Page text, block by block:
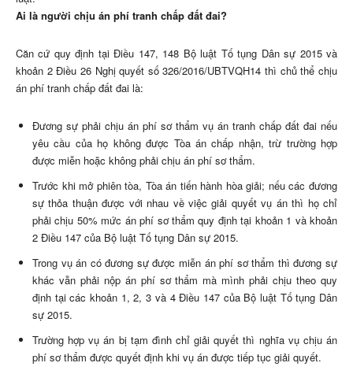
Ai là người chịu án phí tranh chấp đất đai?
Căn cứ quy định tại Điều 147, 148 Bộ luật Tố tụng Dân sự 2015 và
khoản 2 Điều 26 Nghị quyết số 326/2016/UBTVQH14 thì chủ thể chịu
án phí tranh chấp đất đai là:
Đương sự phải chịu án phí sơ thẩm vụ án tranh chấp đất đai nếu
yêu cầu của họ không được Tòa án chấp nhận, trừ trường hợp
được miễn hoặc không phải chịu án phí sơ thẩm.
Trước khi mở phiên tòa, Tòa án tiến hành hòa giải; nếu các đương
sự thỏa thuận được với nhau về việc giải quyết vụ án thì họ chỉ
phải chịu 50% mức án phí sơ thẩm quy định tại khoản 1 và khoản
2 Điều 147 của Bộ luật Tố tụng Dân sự 2015.
Trong vụ án có đương sự được miễn án phí sơ thẩm thì đương sự
khác vẫn phải nộp án phí sơ thẩm mà mình phải chịu theo quy
định tại các khoản 1, 2, 3 và 4 Điều 147 của Bộ luật Tố tụng Dân
sự 2015.
Trường hợp vụ án bị tạm đình chỉ giải quyết thì nghĩa vụ chịu án
phí sơ thẩm được quyết định khi vụ án được tiếp tục giải quyết.